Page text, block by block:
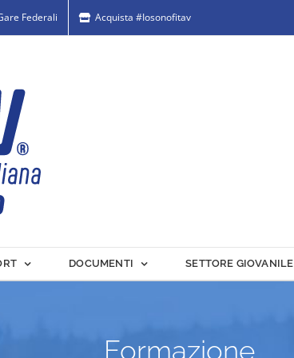
Federali Acquista #Iosonofitav
DOCUMENTI SETTORE GIOVANILE
Formazione